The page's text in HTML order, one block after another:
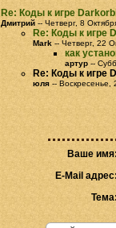
Re: Коды к игре
Дмитрий -- Четверг, 8
Re: Коды к игре
Mark -- Четверг, 22
как
артур --
Re: Коды к игре
юля -- Воскресенье,
Ваше
E-Mail